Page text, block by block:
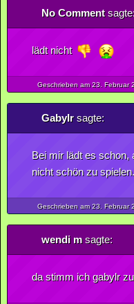
No Comment
lädt nicht
Geschrieben am 23. Februar
GabyIrsagte:
Bei mir lädt es schon,
nicht schön zu spielen.
Geschrieben am 23. Februar
wendi msagte:
da stimm ich gabylr